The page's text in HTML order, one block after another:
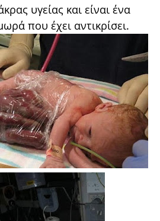
υγείας και είναι ένα
που έχει αντικρίσει.